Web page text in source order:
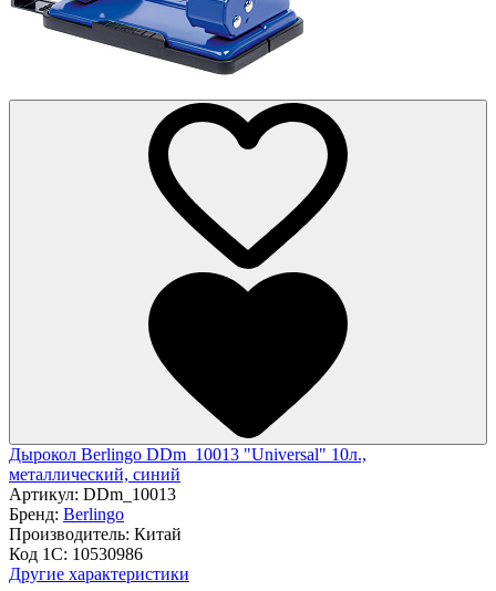
Дырокол Berlingo DDm_10013 "Universal" 10л.,
металлический, синий
Артикул: DDm_10013
Бренд: Berlingo
Производитель: Китай
Код 1С: 10530986
Другие характеристики